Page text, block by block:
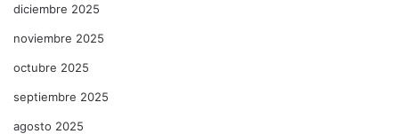
diciembre 2025
noviembre 2025
octubre 2025
septiembre 2025
agosto 2025